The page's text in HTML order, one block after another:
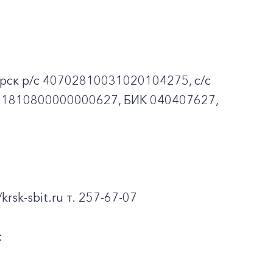
p/c 40702810031020104275, с/с
БИК 040407627,
sbit.ru т. 257-67-07